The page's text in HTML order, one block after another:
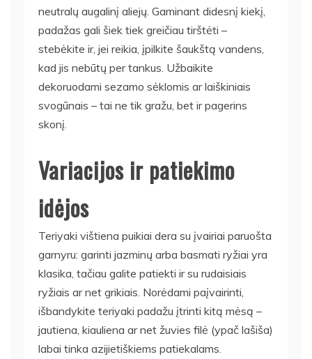
neutralų augalinį aliejų. Gaminant didesnį kiekį,
padažas gali šiek tiek greičiau tirštėti –
stebėkite ir, jei reikia, įpilkite šaukštą vandens,
kad jis nebūtų per tankus. Užbaikite
dekoruodami sezamo sėklomis ar laiškiniais
svogūnais – tai ne tik gražu, bet ir pagerins
skonį.
Variacijos ir patiekimo
idėjos
Teriyaki vištiena puikiai dera su įvairiai paruošta
garnyru: garinti jazminų arba basmati ryžiai yra
klasika, tačiau galite patiekti ir su rudaisiais
ryžiais ar net grikiais. Norėdami paįvairinti,
išbandykite teriyaki padažu įtrinti kitą mėsą –
jautiena, kiauliena ar net žuvies filė (ypač lašiša)
labai tinka azijietiškiems patiekalams.